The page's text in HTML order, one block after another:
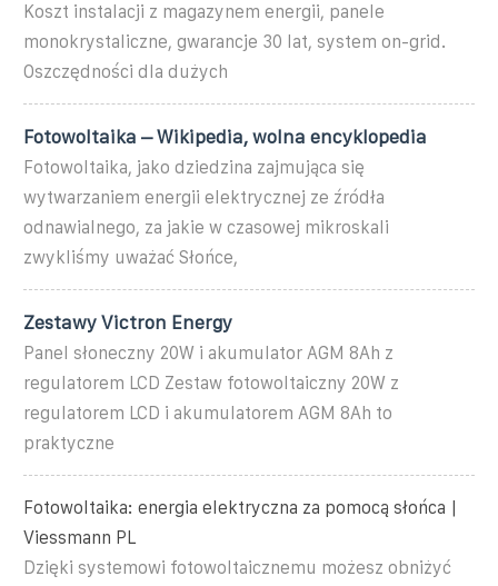
Koszt instalacji z magazynem energii, panele
monokrystaliczne, gwarancje 30 lat, system on-grid.
Oszczędności dla dużych
Fotowoltaika – Wikipedia, wolna encyklopedia
Fotowoltaika, jako dziedzina zajmująca się
wytwarzaniem energii elektrycznej ze źródła
odnawialnego, za jakie w czasowej mikroskali
zwykliśmy uważać Słońce,
Zestawy Victron Energy
Panel słoneczny 20W i akumulator AGM 8Ah z
regulatorem LCD Zestaw fotowoltaiczny 20W z
regulatorem LCD i akumulatorem AGM 8Ah to
praktyczne
Fotowoltaika: energia elektryczna za pomocą słońca |
Viessmann PL
Dzięki systemowi fotowoltaicznemu możesz obniżyć